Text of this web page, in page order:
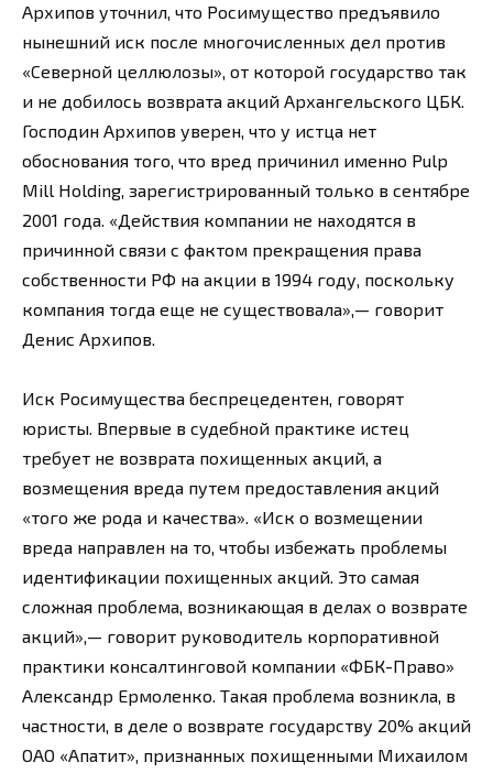
Архипов уточнил, что Росимущество предъявило
нынешний иск после многочисленных дел против
«Северной целлюлозы», от которой государство так
и не добилось возврата акций Архангельского ЦБК.
Господин Архипов уверен, что у истца нет
обоснования того, что вред причинил именно Pulp
Mill Holding, зарегистрированный только в сентябре
2001 года. «Действия компании не находятся в
причинной связи с фактом прекращения права
собственности РФ на акции в 1994 году, поскольку
компания тогда еще не существовала»,— говорит
Денис Архипов.
Иск Росимущества беспрецедентен, говорят
юристы. Впервые в судебной практике истец
требует не возврата похищенных акций, а
возмещения вреда путем предоставления акций
«того же рода и качества». «Иск о возмещении
вреда направлен на то, чтобы избежать проблемы
идентификации похищенных акций. Это самая
сложная проблема, возникающая в делах о возврате
акций»,— говорит руководитель корпоративной
практики консалтинговой компании «ФБК-Право»
Александр Ермоленко. Такая проблема возникла, в
частности, в деле о возврате государству 20% акций
ОАО «Апатит», признанных похищенными Михаилом